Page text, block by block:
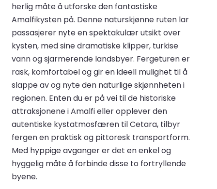
herlig måte å utforske den fantastiske
Amalfikysten på. Denne naturskjønne ruten lar
passasjerer nyte en spektakulær utsikt over
kysten, med sine dramatiske klipper, turkise
vann og sjarmerende landsbyer. Fergeturen er
rask, komfortabel og gir en ideell mulighet til å
slappe av og nyte den naturlige skjønnheten i
regionen. Enten du er på vei til de historiske
attraksjonene i Amalfi eller opplever den
autentiske kystatmosfæren til Cetara, tilbyr
fergen en praktisk og pittoresk transportform.
Med hyppige avganger er det en enkel og
hyggelig måte å forbinde disse to fortryllende
byene.